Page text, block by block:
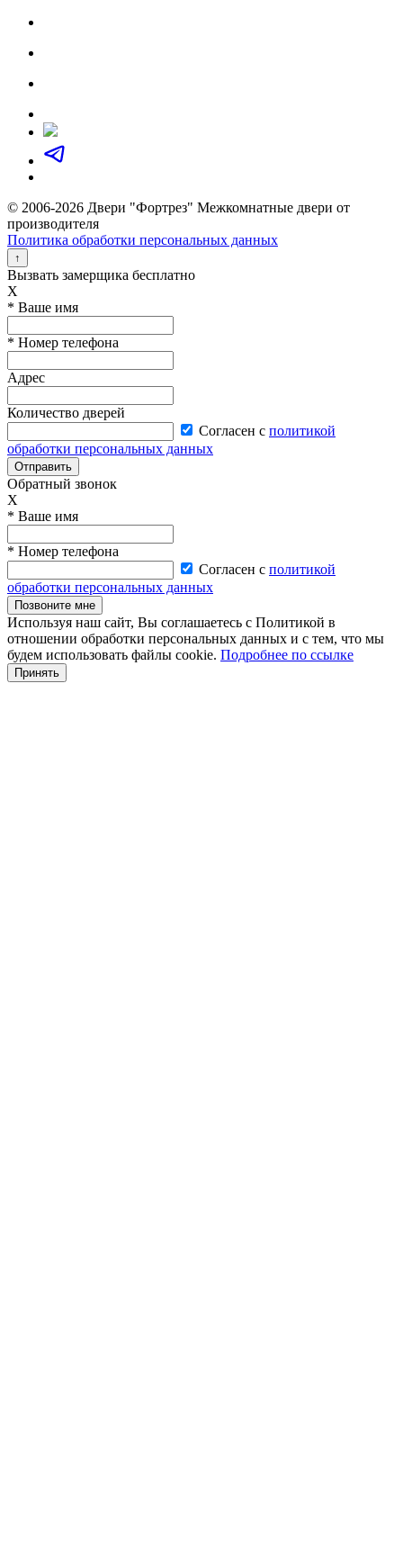
© 2006-2026 Двери "Фортрез" Межкомнатные двери от
производителя
Политика обработки персональных данных
↑
Вызвать замерщика бесплатно
X
* Ваше имя
* Номер телефона
Адрес
Количество дверей
Согласен с политикой
обработки персональных данных
Отправить
Обратный звонок
X
* Ваше имя
* Номер телефона
Согласен с политикой
обработки персональных данных
Позвоните мне
Используя наш сайт, Вы соглашаетесь с Политикой в
отношении обработки персональных данных и с тем, что мы
будем использовать файлы cookie. Подробнее по ссылке
Принять